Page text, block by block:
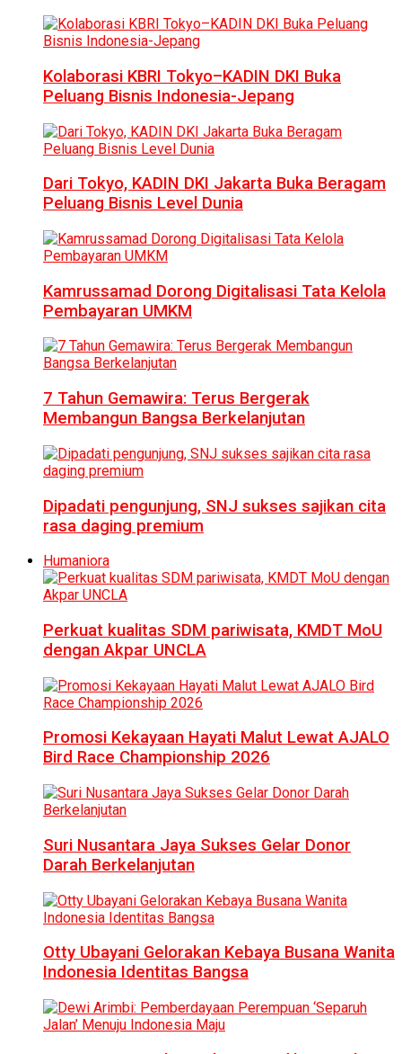
Kolaborasi KBRI Tokyo–KADIN DKI Buka
Peluang Bisnis Indonesia-Jepang
Dari Tokyo, KADIN DKI Jakarta Buka Beragam
Peluang Bisnis Level Dunia
Kamrussamad Dorong Digitalisasi Tata Kelola
Pembayaran UMKM
7 Tahun Gemawira: Terus Bergerak
Membangun Bangsa Berkelanjutan
Dipadati pengunjung, SNJ sukses sajikan cita
rasa daging premium
Humaniora
Perkuat kualitas SDM pariwisata, KMDT MoU
dengan Akpar UNCLA
Promosi Kekayaan Hayati Malut Lewat AJALO
Bird Race Championship 2026
Suri Nusantara Jaya Sukses Gelar Donor
Darah Berkelanjutan
Otty Ubayani Gelorakan Kebaya Busana Wanita
Indonesia Identitas Bangsa